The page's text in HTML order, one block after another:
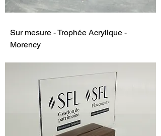
Sur mesure - Trophée Acrylique -
Morency